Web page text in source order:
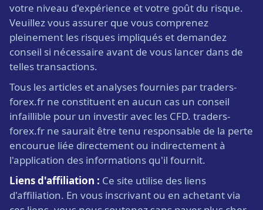
votre niveau d'expérience et votre goût du risque.
Veuillez vous assurer que vous comprenez
pleinement les risques impliqués et demandez
conseil si nécessaire avant de vous lancer dans de
telles transactions.
Tous les articles et analyses fournies par traders-
forex.fr ne constituent en aucun cas un conseil
infaillible pour un investir avec les CFD. traders-
forex.fr ne saurait être tenu responsable de la perte
encourue liée directement ou indirectement à
l'application des informations qu'il fournit.
Liens d'affiliation : Ce site utilise des liens
d'affiliation. En vous inscrivant ou en achetant via